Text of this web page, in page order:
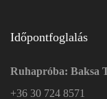
Időpontfoglalás
Ruhapróba: Baksa
+36 30 724 8571